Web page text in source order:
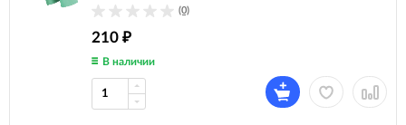
(0)
210 ₽
В наличии